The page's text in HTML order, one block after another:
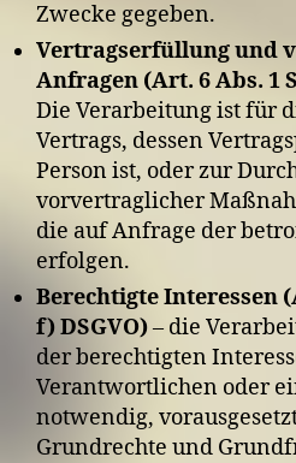
Zwecke gegeben.
Vertragserfüllung und
Anfragen (Art. 6 Abs. 1
Die Verarbeitung ist für
Vertrags, dessen
Person ist, oder zur
vorvertraglicher
die auf Anfrage der
erfolgen.
Berechtigte Interessen
f) DSGVO)– die
der berechtigten
Verantwortlichen oder
notwendig,
Grundrechte und